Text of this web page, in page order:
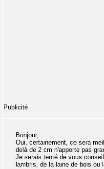
Publicité
Bonjour,
Oui, certainement, ce sera
delà de 2 cm n'apporte pas
Je serais tenté de vous
lambris, de la laine de bois ou